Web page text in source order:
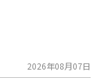
2026年08月07日